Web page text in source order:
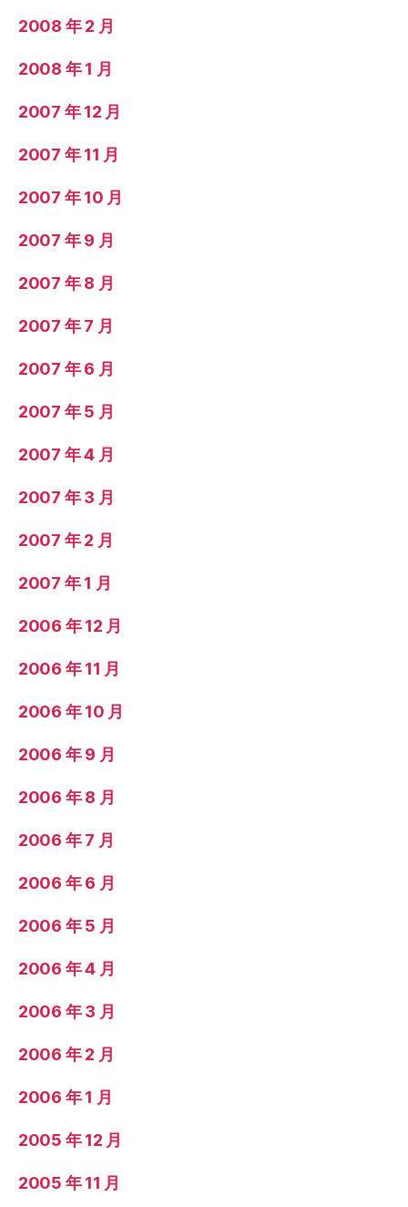
2008 年 2 月
2008 年 1 月
2007 年 12 月
2007 年 11 月
2007 年 10 月
2007 年 9 月
2007 年 8 月
2007 年 7 月
2007 年 6 月
2007 年 5 月
2007 年 4 月
2007 年 3 月
2007 年 2 月
2007 年 1 月
2006 年 12 月
2006 年 11 月
2006 年 10 月
2006 年 9 月
2006 年 8 月
2006 年 7 月
2006 年 6 月
2006 年 5 月
2006 年 4 月
2006 年 3 月
2006 年 2 月
2006 年 1 月
2005 年 12 月
2005 年 11 月